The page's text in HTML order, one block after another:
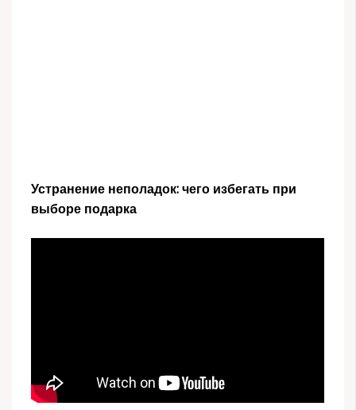
Устранение неполадок: чего избегать при
выборе подарка